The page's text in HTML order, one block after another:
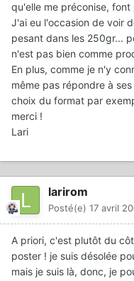
qu'elle me préconise,
J'ai eu l'occasion de voir
pesant dans les 250gr...
n'est pas bien comme
En plus, comme je n'y
même pas répondre à
choix du format par
merci !
Lari
larirom
Posté(e) 17 avril
A priori, c'est plutôt du
poster ! je suis désolée
mais je suis là, donc, je